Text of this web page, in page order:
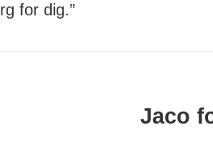
for dig.”
Jaco